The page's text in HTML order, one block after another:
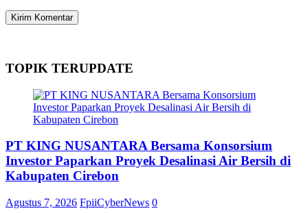
TOPIK TERUPDATE
PT KING NUSANTARA Bersama Konsorsium
Investor Paparkan Proyek Desalinasi Air Bersih di
Kabupaten Cirebon
Agustus 7, 2026 FpiiCyberNews 0